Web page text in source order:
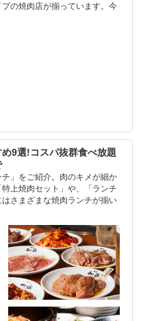
の焼肉店が揃っています。今
9選!コスパ抜群食べ放題
」をご紹介。肉のキメが細か
上焼肉セット」や、「ランチ
さまざまな焼肉ランチが揃い